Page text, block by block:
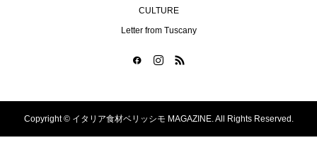
CULTURE
Letter from Tuscany
Copyright ©イタリア食材ベリッシモ MAGAZINE. All Rights Reserved.